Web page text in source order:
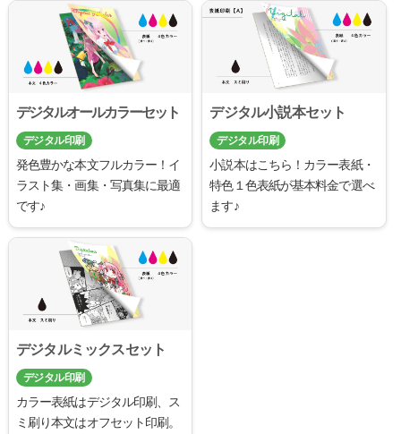
デジタルオールカラーセット
デジタル印刷
発色豊かな本文フルカラー！イ
ラスト集・画集・写真集に最適
です♪
デジタル小説本セット
デジタル印刷
小説本はこちら！カラー表紙・
特色１色表紙が基本料金で選べ
ます♪
デジタルミックスセット
デジタル印刷
カラー表紙はデジタル印刷、ス
ミ刷り本文はオフセット印刷。